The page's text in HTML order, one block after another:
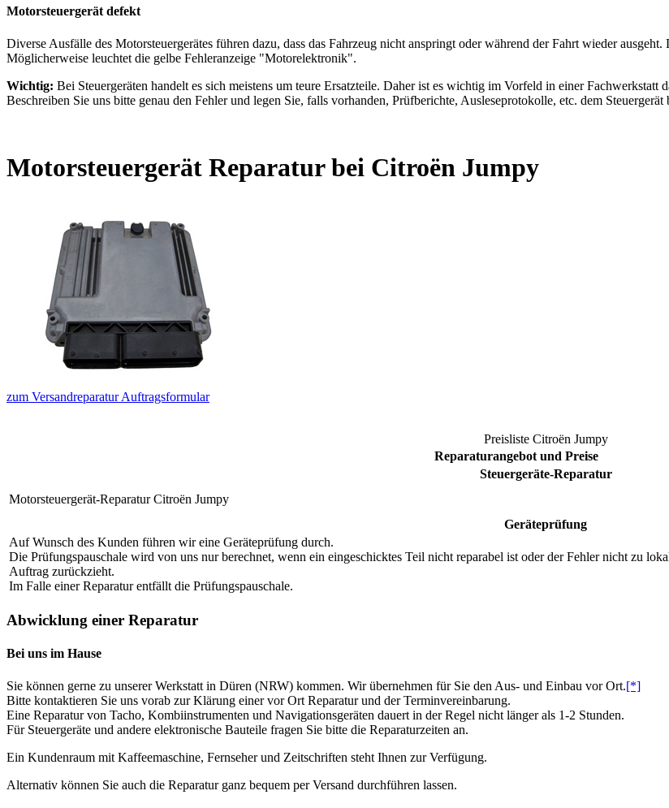
Motorsteuergerät defekt
Diverse Ausfälle des Motorsteuergerätes führen dazu, dass das Fahrzeug nicht anspringt oder während der Fahrt wieder
Möglicherweise leuchtet die gelbe Fehleranzeige "Motorelektronik".
Wichtig: Bei Steuergeräten handelt es sich meistens um teure Ersatzteile. Daher ist es wichtig im Vorfeld in einer Fachwerkstatt
Beschreiben Sie uns bitte genau den Fehler und legen Sie, falls vorhanden, Prüfberichte, Ausleseprotokolle, etc. dem Steuergerät
Motorsteuergerät Reparatur bei Citroën Jumpy
zum Versandreparatur Auftragsformular
Preisliste Citroën Jumpy
Reparaturangebot und Preise
Steuergeräte-Reparatur
Motorsteuergerät-ReparaturCitroën Jumpy
Geräteprüfung
Auf Wunsch des Kunden führen wir eine Geräteprüfung durch.
Die Prüfungspauschale wird von uns nur berechnet, wenn ein eingeschicktes Teil nicht reparabel ist oder der Fehler nicht zu
Auftrag zurückzieht.
Im Falle einer Reparatur entfällt die Prüfungspauschale.
Abwicklung einer Reparatur
Bei uns im Hause
Sie können gerne zu unserer Werkstatt in Düren (NRW) kommen. Wir übernehmen für Sie den Aus- und Einbau vor Ort.[*]
Bitte kontaktieren Sie uns vorab zur Klärung einer vor Ort Reparatur und der Terminvereinbarung.
Eine Reparatur von Tacho, Kombiinstrumenten und Navigationsgeräten dauert in der Regel nicht länger als 1-2 Stunden.
Für Steuergeräte und andere elektronische Bauteile fragen Sie bitte die Reparaturzeiten an.
Ein Kundenraum mit Kaffeemaschine, Fernseher und Zeitschriften steht Ihnen zur Verfügung.
Alternativ können Sie auch die Reparatur ganz bequem per Versand durchführen lassen.